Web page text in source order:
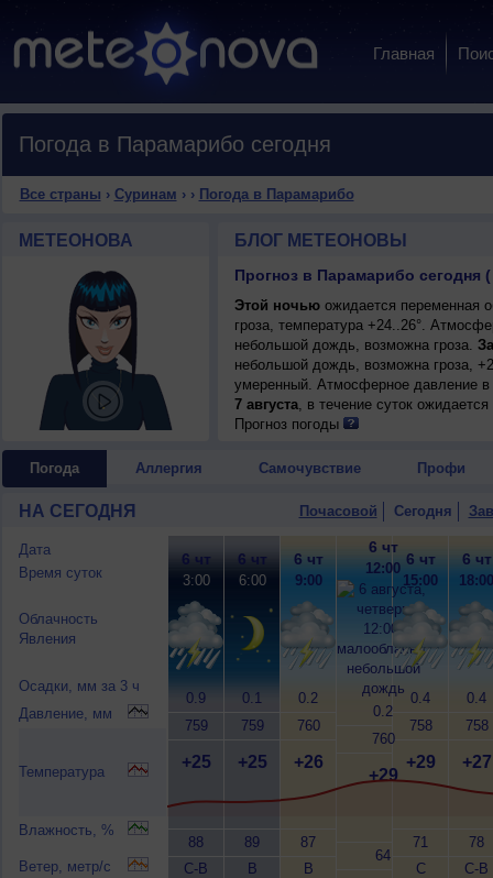
Главная
Погода в Парамарибо сегодня
Все страны › Суринам › › Погода в Парамарибо
МЕТЕОНОВА БЛОГ МЕТЕОНОВЫ
Прогноз в Парамарибо сегодня
Этой ночьюожидается переменная
гроза, температура +24..26°.
небольшой дождь, возможна гроза.
небольшой дождь, возможна гроза,
умеренный. Атмосферное давление
7 августа, в течение суток
ночью +24..26°, днем +29..31°, ветер
Прогноз погоды
Погода Аллергия Самочувствие Профи
НА СЕГОДНЯ Почасовой Сегодня
Дата
Время суток
Облачность
Явления
Осадки, мм за 3 ч
Давление, мм
Температура
Влажность, %
Ветер, метр/с
6 чт
3:00
0.9
759
+25
88
С-В
6 чт
6:00
0.1
759
+25
89
В
6 чт
9:00
0.2
760
+26
87
В
6 чт
12:00
0.2
760
+29
64
6 чт
15:00
0.4
758
+29
71
С
6 чт
18:00
0.4
758
+27
78
С-В